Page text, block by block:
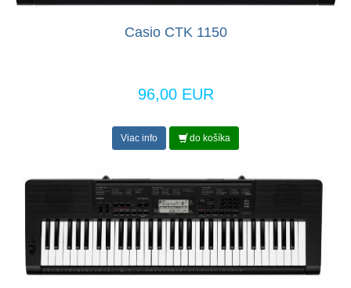
Casio CTK 1150
96,00 EUR
Viac info do košíka